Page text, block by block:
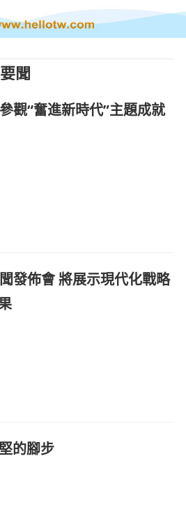
要聞
觀“奮進新時代”主題成就
發佈會 將展示現代化戰略
的腳步